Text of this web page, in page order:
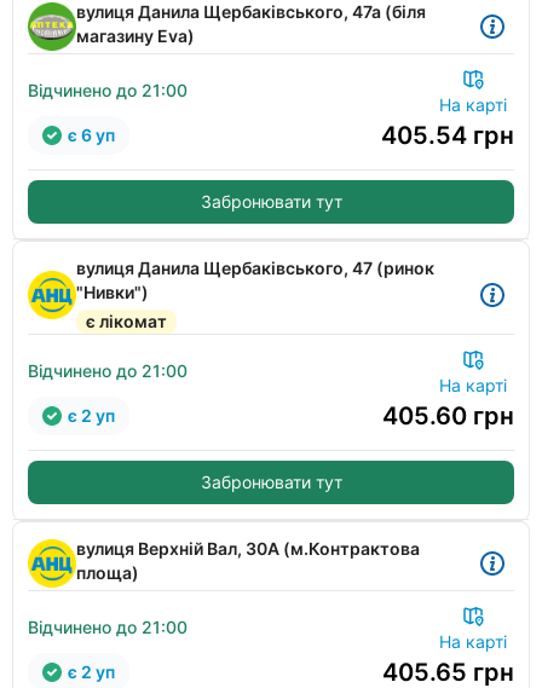
вулиця Данила Щербаківського, 47а (біля
магазину Eva)
Відчинено до 21:00
На карті
405.54 грн
є 6 уп
Забронювати тут
вулиця Данила Щербаківського, 47 (ринок
"Нивки")
є лікомат
Відчинено до 21:00
На карті
405.60 грн
є 2 уп
Забронювати тут
вулиця Верхній Вал, 30А (м.Контрактова
площа)
Відчинено до 21:00
На карті
405.65 грн
є 2 уп